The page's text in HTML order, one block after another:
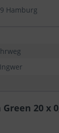
Hamburg
20 x